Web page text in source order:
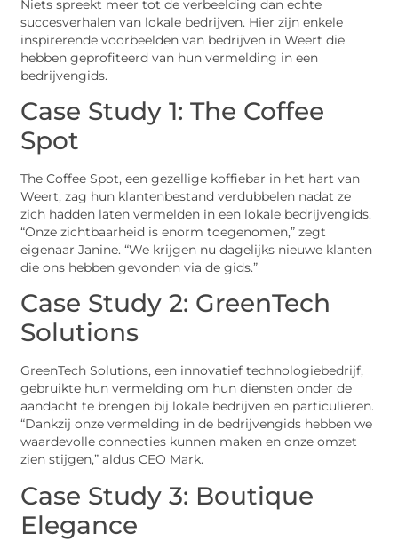
Niets spreekt meer tot de verbeelding dan echte
succesverhalen van lokale bedrijven. Hier zijn enkele
inspirerende voorbeelden van bedrijven in Weert die
hebben geprofiteerd van hun vermelding in een
bedrijvengids.
Case Study 1: The Coffee
Spot
The Coffee Spot, een gezellige koffiebar in het hart van
Weert, zag hun klantenbestand verdubbelen nadat ze
zich hadden laten vermelden in een lokale bedrijvengids.
“Onze zichtbaarheid is enorm toegenomen,” zegt
eigenaar Janine. “We krijgen nu dagelijks nieuwe klanten
die ons hebben gevonden via de gids.”
Case Study 2: GreenTech
Solutions
GreenTech Solutions, een innovatief technologiebedrijf,
gebruikte hun vermelding om hun diensten onder de
aandacht te brengen bij lokale bedrijven en particulieren.
“Dankzij onze vermelding in de bedrijvengids hebben we
waardevolle connecties kunnen maken en onze omzet
zien stijgen,” aldus CEO Mark.
Case Study 3: Boutique
Elegance